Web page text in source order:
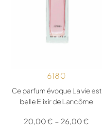
6180
Ce parfum évoque La vie est
belle Elixir de Lancôme
20,00€ – 26,00€